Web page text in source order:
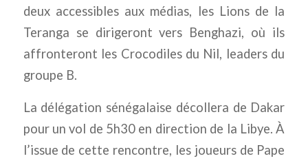
deux accessibles aux médias, les Lions de la
Teranga se dirigeront vers Benghazi, où ils
affronteront les Crocodiles du Nil, leaders du
groupe B.
La délégation sénégalaise décollera de Dakar
pour un vol de 5h30 en direction de la Libye. À
l’issue de cette rencontre, les joueurs de Pape